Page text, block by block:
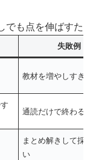
でも点を伸ばすた
失敗例
教材を増やしすぎる
通読だけで終わる
まとめ解きして採
い